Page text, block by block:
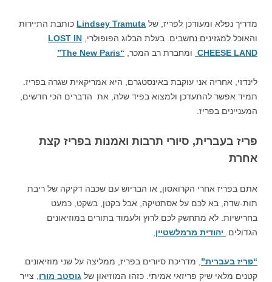
מדריך נפלא ומעודכן לפריז, של Lindsey Tramuta כותבת התיירות
והאוכל למגזינים נחשבים. בעלת הבלוג הפופולרי, LOST IN
CHEESE LAND ומחברת רב המכר, “The New Paris”
לינדזי, אחריה אני עוקבת באינסטגרם, היא אמריקאית שגרה בפריז.
תמיד אפשר להתעדכן ולמצוא בפיד שלה, את הדברים הכי חדשים,
המעניינים בפריז.
פריז בעברית, סיורי תרבות ואמנות בפריז קצת
אחרת
אתם בפריז אחרי הקרואסון, או הבריוש עם שכבה דקיקה של ריבת
תות-שדה, בא לכם על אסתטיקה, אבל בקטן, בשקט, כמעט
בחרישיות. לא מתחשק לכם לרוץ ולעמוד בתורים במוזיאונים
הגדולים.
יהודית מרמלשטיין
“פריז בעברית” , מדריכת סיורים בפריז, ממליצה על שני מוזיאונים
קטנים מלאי שיק פריזאי אמיתי. כזהו המוזיאון של גוסטב מורו , צייר